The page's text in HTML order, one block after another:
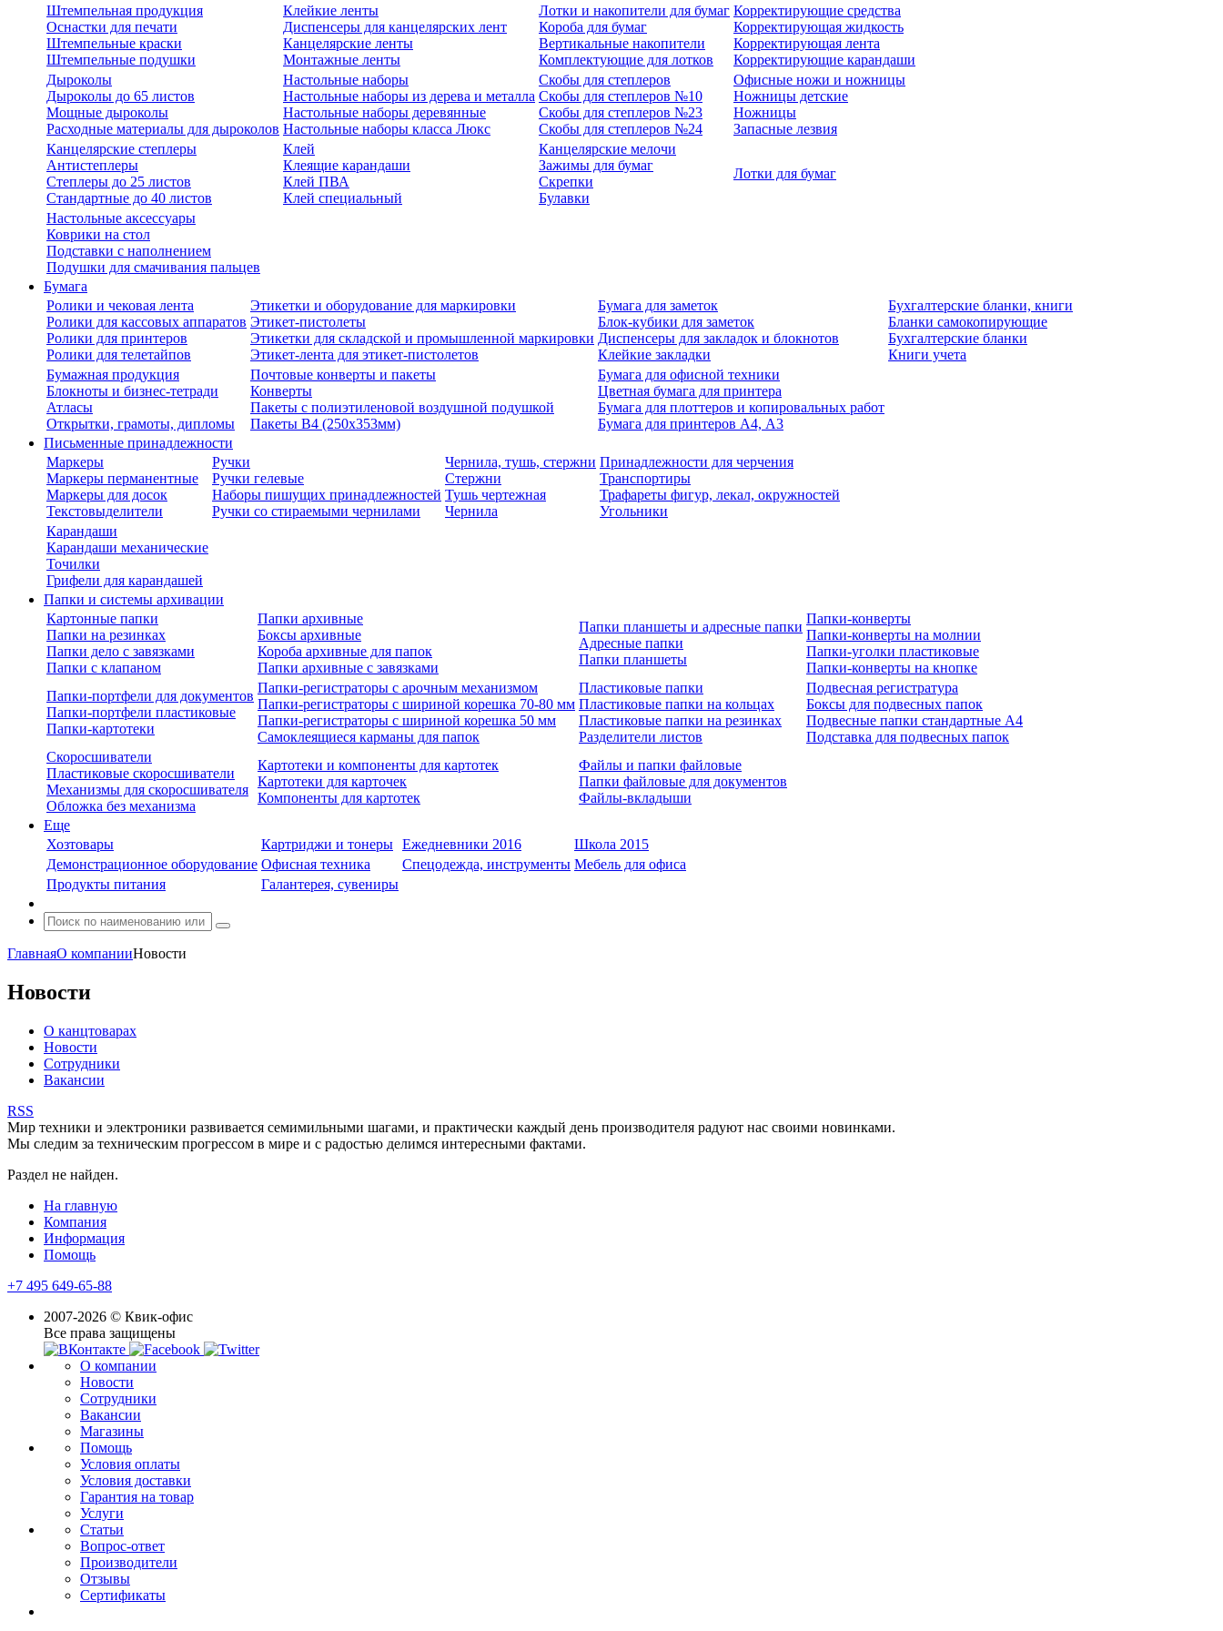
Штемпельная продукция
Оснастки для печати
Штемпельные краски
Штемпельные подушки
Клейкие ленты
Диспенсеры для канцелярских лент
Канцелярские ленты
Монтажные ленты
Лотки и накопители для бумаг
Короба для бумаг
Вертикальные накопители
Комплектующие для лотков
Корректирующие средства
Корректирующая жидкость
Корректирующая лента
Корректирующие карандаши
Дыроколы
Дыроколы до 65 листов
Мощные дыроколы
Расходные материалы для дыроколов
Настольные наборы
Настольные наборы из дерева и металла
Настольные наборы деревянные
Настольные наборы класса Люкс
Скобы для степлеров
Скобы для степлеров №10
Скобы для степлеров №23
Скобы для степлеров №24
Офисные ножи и ножницы
Ножницы детские
Ножницы
Запасные лезвия
Канцелярские степлеры
Антистеплеры
Степлеры до 25 листов
Стандартные до 40 листов
Клей
Клеящие карандаши
Клей ПВА
Клей специальный
Канцелярские мелочи
Зажимы для бумаг
Скрепки
Булавки
Лотки для бумаг
Настольные аксессуары
Коврики на стол
Подставки с наполнением
Подушки для смачивания пальцев
Бумага
Ролики и чековая лента
Ролики для кассовых аппаратов
Ролики для принтеров
Ролики для телетайпов
Этикетки и оборудование для маркировки
Этикет-пистолеты
Этикетки для складской и промышленной маркировки
Этикет-лента для этикет-пистолетов
Бумага для заметок
Блок-кубики для заметок
Диспенсеры для закладок и блокнотов
Клейкие закладки
Бухгалтерские бланки, книги
Бланки самокопирующие
Бухгалтерские бланки
Книги учета
Бумажная продукция
Блокноты и бизнес-тетради
Атласы
Открытки, грамоты, дипломы
Почтовые конверты и пакеты
Конверты
Пакеты с полиэтиленовой воздушной подушкой
Пакеты В4 (250х353мм)
Бумага для офисной техники
Цветная бумага для принтера
Бумага для плоттеров и копировальных работ
Бумага для принтеров А4, А3
Письменные принадлежности
Маркеры
Маркеры перманентные
Маркеры для досок
Текстовыделители
Ручки
Ручки гелевые
Наборы пишущих принадлежностей
Ручки со стираемыми чернилами
Чернила, тушь, стержни
Стержни
Тушь чертежная
Чернила
Принадлежности для черчения
Транспортиры
Трафареты фигур, лекал, окружностей
Угольники
Карандаши
Карандаши механические
Точилки
Грифели для карандашей
Папки и системы архивации
Картонные папки
Папки на резинках
Папки дело с завязками
Папки с клапаном
Папки архивные
Боксы архивные
Короба архивные для папок
Папки архивные с завязками
Папки планшеты и адресные папки
Адресные папки
Папки планшеты
Папки-конверты
Папки-конверты на молнии
Папки-уголки пластиковые
Папки-конверты на кнопке
Папки-портфели для документов
Папки-портфели пластиковые
Папки-картотеки
Папки-регистраторы с арочным механизмом
Папки-регистраторы с шириной корешка 70-80 мм
Папки-регистраторы с шириной корешка 50 мм
Самоклеящиеся карманы для папок
Пластиковые папки
Пластиковые папки на кольцах
Пластиковые папки на резинках
Разделители листов
Подвесная регистратура
Боксы для подвесных папок
Подвесные папки стандартные А4
Подставка для подвесных папок
Скоросшиватели
Пластиковые скоросшиватели
Механизмы для скоросшивателя
Обложка без механизма
Картотеки и компоненты для картотек
Картотеки для карточек
Компоненты для картотек
Файлы и папки файловые
Папки файловые для документов
Файлы-вкладыши
Еще
Хозтовары
Картриджи и тонеры Ежедневники 2016
Школа 2015
Демонстрационное оборудование Офисная техника Спецодежда, инструменты Мебель для офиса
Продукты питания
Галантерея, сувениры
ГлавнаяО компанииНовости
Новости
О канцтоварах
Новости
Сотрудники
Вакансии
RSS
Мир техники и электроники развивается семимильными шагами, и практически каждый день производителя радуют нас своими новинками.
Мы следим за техническим прогрессом в мире и с радостью делимся интересными фактами.
Раздел не найден.
На главную
Компания
Информация
Помощь
+7 495 649-65-88
2007-2026 © Квик-офис
Все права защищены
О компании
Новости
Сотрудники
Вакансии
Магазины
Помощь
Условия оплаты
Условия доставки
Гарантия на товар
Услуги
Статьи
Вопрос-ответ
Производители
Отзывы
Сертификаты